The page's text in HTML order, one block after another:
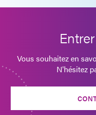
Vous souhaitez en
N'hésitez